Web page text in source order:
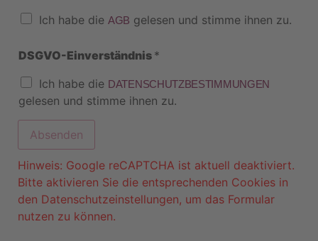
Ich habe die AGB gelesen und stimme ihnen zu.
a
e
N
a
h
i
c
h
t
*
T
e
DSGVO-Einverständnis *
Ich habe die DATENSCHUTZBESTIMMUNGEN
gelesen und stimme ihnen zu.
Absenden
Hinweis: Google reCAPTCHA ist aktuell deaktiviert.
Bitte aktivieren Sie die entsprechenden Cookies in
den Datenschutzeinstellungen, um das Formular
nutzen zu können.